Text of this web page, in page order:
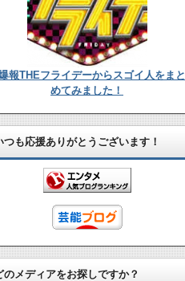
報THEフライデーからスゴイ人をまと
めてみました！
つも応援ありがとうございます！
のメディアをお探しですか？